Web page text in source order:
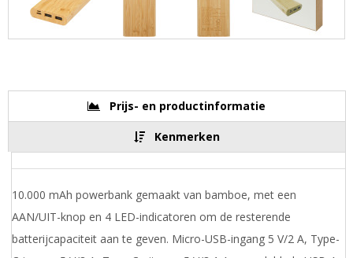
Prijs- en productinformatie
Kenmerken
10.000 mAh powerbank gemaakt van bamboe, met een
AAN/UIT-knop en 4 LED-indicatoren om de resterende
batterijcapaciteit aan te geven. Micro-USB-ingang 5 V/2 A, Type-